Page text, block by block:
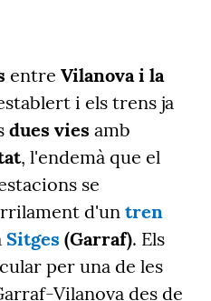
entre Vilanova i la
i els trens ja
dues vies amb
, l'endemà que el
se
d'un tren
Sitges (Garraf). Els
per una de les
Vilanova des de